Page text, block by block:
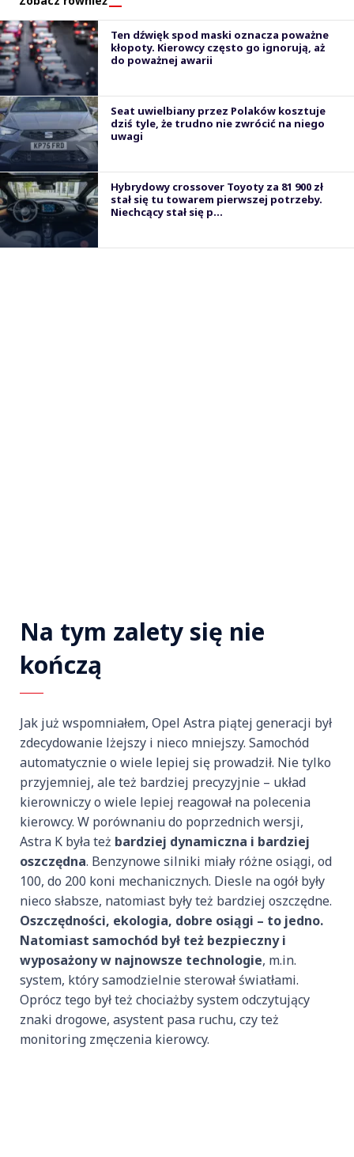
Ten dźwięk spod maski oznacza poważne
kłopoty. Kierowcy często go ignorują, aż
do poważnej awarii
Seat uwielbiany przez Polaków kosztuje
dziś tyle, że trudno nie zwrócić na niego
uwagi
Hybrydowy crossover Toyoty za 81 900 zł
stał się tu towarem pierwszej potrzeby.
Niechcący stał się p...
Na tym zalety się nie
kończą
Jak już wspomniałem, Opel Astra piątej generacji był
zdecydowanie lżejszy i nieco mniejszy. Samochód
automatycznie o wiele lepiej się prowadził. Nie tylko
przyjemniej, ale też bardziej precyzyjnie – układ
kierowniczy o wiele lepiej reagował na polecenia
kierowcy. W porównaniu do poprzednich wersji,
Astra K była też bardziej dynamiczna i bardziej
oszczędna. Benzynowe silniki miały różne osiągi, od
100, do 200 koni mechanicznych. Diesle na ogół były
nieco słabsze, natomiast były też bardziej oszczędne.
Oszczędności, ekologia, dobre osiągi – to jedno.
Natomiast samochód był też bezpieczny i
wyposażony w najnowsze technologie, m.in.
system, który samodzielnie sterował światłami.
Oprócz tego był też chociażby system odczytujący
znaki drogowe, asystent pasa ruchu, czy też
monitoring zmęczenia kierowcy.